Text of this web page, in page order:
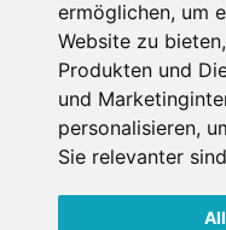
ermöglichen, um
Website zu bieten,
Produkten und
und
personalisieren,
Sie relevanter sind